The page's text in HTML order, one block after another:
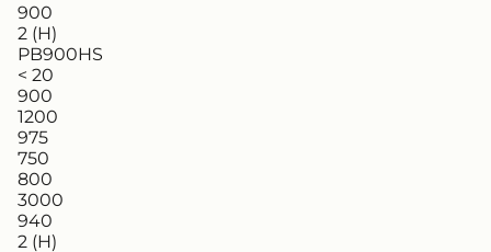
900
2 (H)
PB900HS
< 20
900
1200
975
750
800
3000
940
2 (H)